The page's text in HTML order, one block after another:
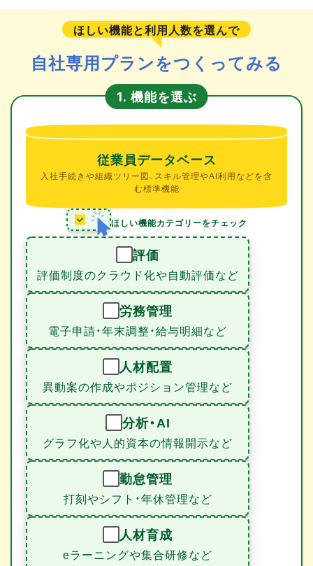
ほしい機能と利用人数を選んで
自社専用プランをつくってみる
1. 機能を選ぶ
従業員データベース
入社手続きや組織ツリー図、スキル管理やAI利用などを含
む標準機能
ほしい機能カテゴリーをチェック
評価
評価制度のクラウド化や自動評価など
労務管理
電子申請・年末調整・給与明細など
人材配置
異動案の作成やポジション管理など
分析・AI
グラフ化や人的資本の情報開示など
勤怠管理
打刻やシフト・年休管理など
人材育成
eラーニングや集合研修など